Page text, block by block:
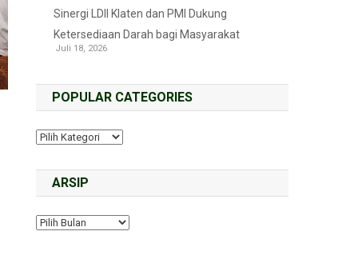
Sinergi LDII Klaten dan PMI Dukung
Ketersediaan Darah bagi Masyarakat
Juli 18, 2026
POPULAR CATEGORIES
ARSIP